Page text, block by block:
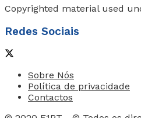
Copyrighted material used
Redes Sociais
Sobre Nós
Política de privacidade
Contactos